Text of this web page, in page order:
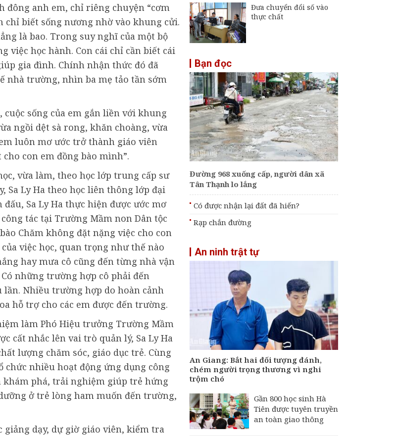
đông anh em, chỉ riêng chuyện “cơm
chỉ biết sống nương nhờ vào khung cửi.
là bao. Trong suy nghĩ của một bộ
việc học hành. Con cái chỉ cần biết cái
gia đình. Chính nhận thức đó đã
nhà trường, nhìn ba mẹ tảo tần sớm
cuộc sống của em gắn liền với khung
ngồi dệt sà rong, khăn choàng, vừa
luôn mơ ước trở thành giáo viên
con em đồng bào mình”.
vừa làm, theo học lớp trung cấp sư
Sa Ly Ha theo học liên thông lớp đại
Sa Ly Ha thực hiện được ước mơ
tác tại Trường Mầm non Dân tộc
Chăm không đặt nặng việc cho con
việc học, quan trọng như thế nào
hay mưa cô cũng đến từng nhà vận
những trường hợp cô phải đến
Nhiều trường hợp do hoàn cảnh
hỗ trợ cho các em được đến trường.
làm Phó Hiệu trưởng Trường Mầm
cất nhắc lên vai trò quản lý, Sa Ly Ha
lượng chăm sóc, giáo dục trẻ. Cùng
chức nhiều hoạt động ứng dụng công
phá, trải nghiệm giúp trẻ hứng
ở trẻ lòng ham muốn đến trường,
giảng dạy, dự giờ giáo viên, kiểm tra
Đưa chuyển đổi số vào
thực chất
Bạn đọc
Đường 968 xuống cấp, người dân xã
Tân Thạnh lo lắng
Có được nhận lại đất đã hiến?
Rạp chắn đường
An ninh trật tự
An Giang: Bắt hai đối tượng đánh,
chém người trọng thương vì nghi
trộm chó
Gần 800 học sinh Hà
Tiên được tuyên truyền
an toàn giao thông